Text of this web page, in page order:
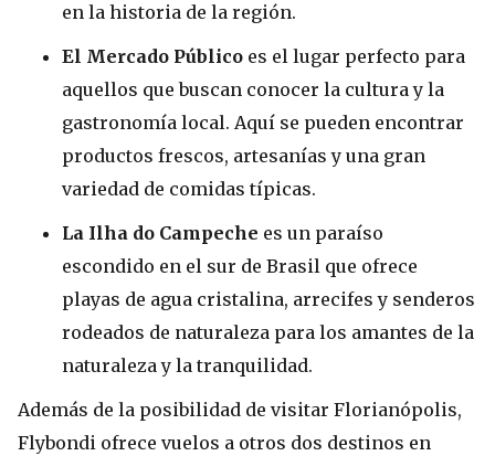
en la historia de la región.
El Mercado Público es el lugar perfecto para
aquellos que buscan conocer la cultura y la
gastronomía local. Aquí se pueden encontrar
productos frescos, artesanías y una gran
variedad de comidas típicas.
La Ilha do Campeche es un paraíso
escondido en el sur de Brasil que ofrece
playas de agua cristalina, arrecifes y senderos
rodeados de naturaleza para los amantes de la
naturaleza y la tranquilidad.
Además de la posibilidad de visitar Florianópolis,
Flybondi ofrece vuelos a otros dos destinos en